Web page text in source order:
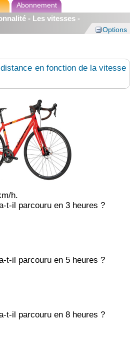
Abonnement
- Les vitesses -
Options
en fonction de la vitesse
h.
t-il parcouru en 3 heures ?
t-il parcouru en 5 heures ?
t-il parcouru en 8 heures ?